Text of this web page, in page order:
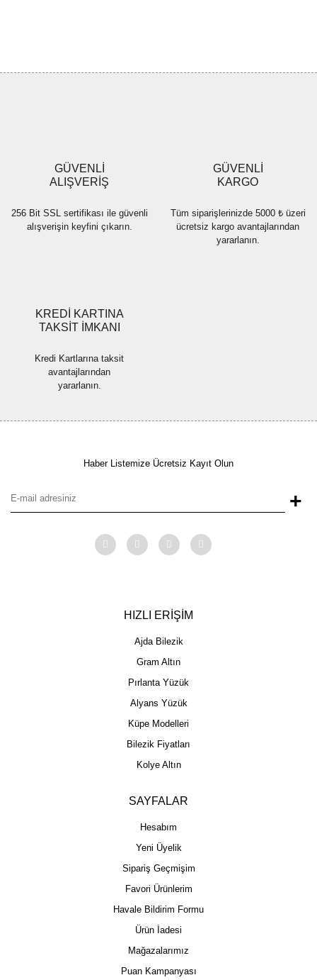
Ürün fiyatı diğer sitelerden daha pahalı.
Bu ürüne benzer farklı alternatifler olmalı.
GÜVENLİ
ALIŞVERİŞ
256 Bit SSL sertifikası ile güvenli
alışverişin keyfini çıkarın.
GÜVENLİ
KARGO
Tüm siparişlerinizde 5000 ₺ üzeri
ücretsiz kargo avantajlarından
yararlanın.
KREDİ KARTINA
TAKSİT İMKANI
Kredi Kartlarına taksit
avantajlarından
yararlanın.
Haber Listemize Ücretsiz Kayıt Olun
+
HIZLI ERİŞİM
Ajda Bilezik
Gram Altın
Pırlanta Yüzük
Alyans Yüzük
Küpe Modelleri
Bilezik Fiyatları
Kolye Altın
SAYFALAR
Hesabım
Yeni Üyelik
Sipariş Geçmişim
Favori Ürünlerim
Havale Bildirim Formu
Ürün İadesi
Mağazalarımız
Puan Kampanyası